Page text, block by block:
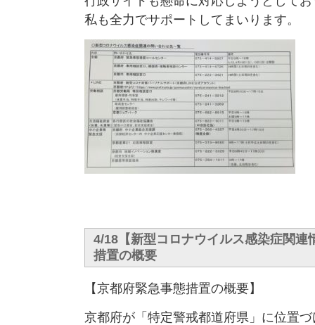
私も全力でサポートしてまいります。
4/18【新型コロナウイルス感染症関連
措置の概要
【京都府緊急事態措置の概要】
京都府が「特定警戒都道府県」に位置